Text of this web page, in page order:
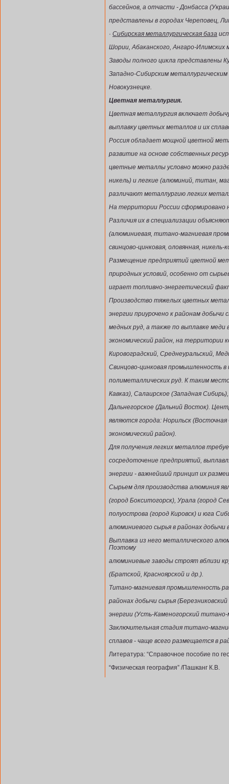
бассейнов, а отчасти - Донбасса
представлены в городах Череповец,
· Сибирская металлургическая база
Шории, Абаканского, Ангаро-Илимских
Заводы полного цикла представлены
Западно-Сибирским
Новокузнецке.
Цветная металлургия.
Цветная металлургия включает
выплавку цветных металлов и их
Россия обладает мощной цветной
развитие на основе собственных
цветные металлы условно можно
никель) и легкие (алюминий, титан,
различают металлургию легких
На территории России сформировано
Различия их в специализации
(алюминиевая, титано-магниевая
свинцово-цинковая, оловянная,
Размещение предприятий цветной
природных условий, особенно от
играет топливно-энергетический
Производство тяжелых цветных
энергии приурочено к районам
медных руд, а также по выплавке
экономический район, на территории
Кировоградский, Среднеуральский,
Свинцово-цинковая промышленность
полиметаллических руд. К таким
Кавказ), Салаирское (Западная
Дальнегорское (Дальний Восток).
являются города: Норильск
экономический район).
Для получения легких металлов
сосредоточение предприятий,
энергии - важнейший принцип их
Сырьем для производства алюминия
(город Бокситогорск), Урала (город
полуострова (город Кировск) и юга
алюминиевого сырья в районах
Выплавка из него металлического
Поэтому
алюминиевые заводы строят вблизи
(Братской, Красноярской и др.).
Титано-магниевая промышленность
районах добычи сырья
энергии (Усть-Каменогорский титано-
Заключительная стадия титано-
сплавов - чаще всего размещается в
Литература: “Справочное пособие по
“Физическая география” /Пашканг К.В.